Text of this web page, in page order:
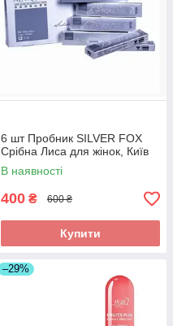
6 шт Пробник SILVER FOX
Срібна Лиса для жінок, Київ
В наявності
400 ₴ 600 ₴
Купити
–29%